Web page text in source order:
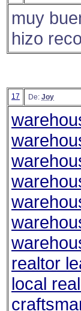
muy
hizo
17 De: Joy
realtor
local